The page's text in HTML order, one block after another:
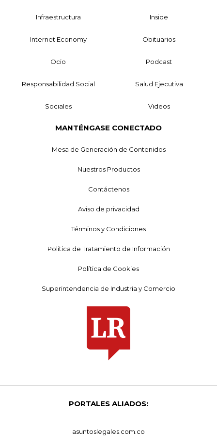
Infraestructura Inside
Internet Economy Obituarios
Ocio Podcast
Responsabilidad Social Salud Ejecutiva
Sociales Videos
MANTÉNGASE CONECTADO
Mesa de Generación de Contenidos
Nuestros Productos
Contáctenos
Aviso de privacidad
Términos y Condiciones
Política de Tratamiento de Información
Política de Cookies
Superintendencia de Industria y Comercio
PORTALES ALIADOS:
asuntoslegales.com.co